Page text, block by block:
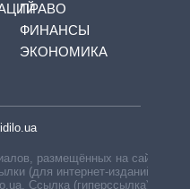
ПРАВО
ФИНАНСЫ
ЭКОНОМИКА
размещённых на сайте,
(для интернет-изданий —
Ссылка (гиперссылка)